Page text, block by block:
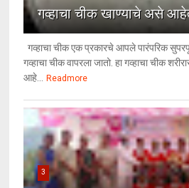
गव्हाचा चीक खाण्याचे असे
गव्हाचा चीक एक प्रकारचे आपले पारंपरिक
गव्हाचा चीक वापरला जातो. हा गव्हाचा चीक
आहे... Readmore
3